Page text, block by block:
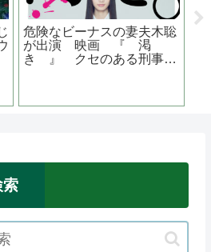
献身 映画 望
一さんが演じる
に涙が止まらな
サイダーのよ
き上がる あら
は？ 気になる
索